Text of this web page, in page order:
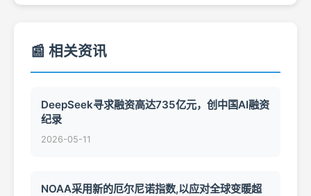
📰 相关资讯
DeepSeek寻求融资高达735亿元，创中国AI融资
纪录
2026-05-11
NOAA采用新的厄尔尼诺指数,以应对全球变暖超